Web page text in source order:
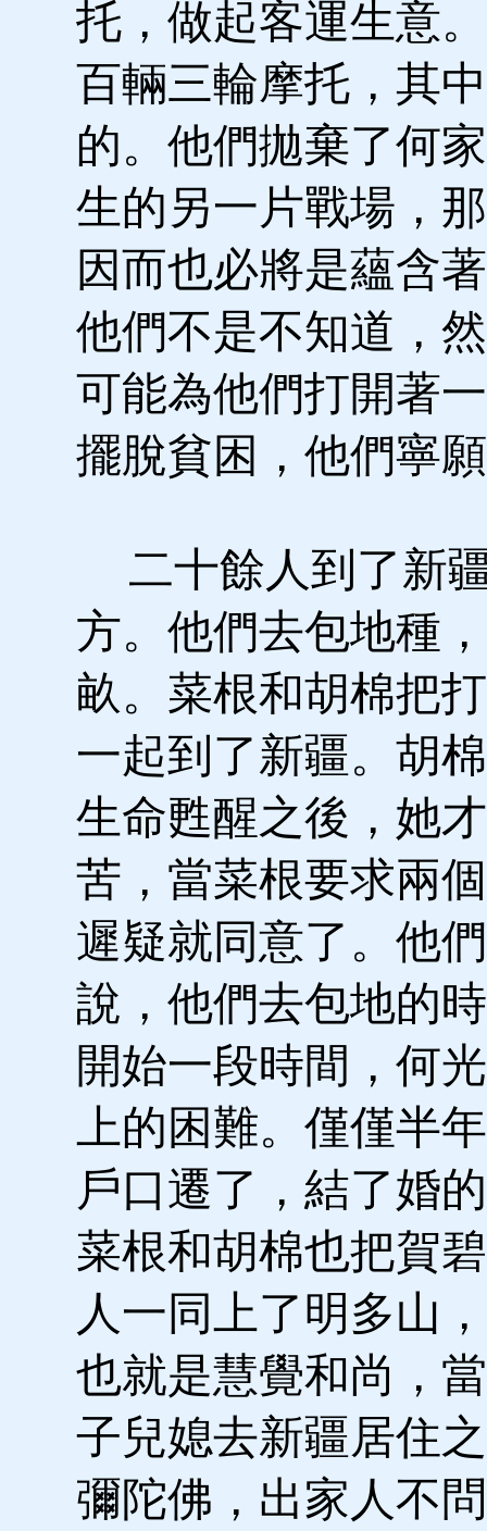
托，做起客運生意
百輛三輪摩托，其
的。他們拋棄了何
生的另一片戰場，
因而也必將是蘊含
他們不是不知道，
可能為他們打開著
擺脫貧困，他們寧
二十餘人到了新
方。他們去包地種
畝。菜根和胡棉把
一起到了新疆。胡
生命甦醒之後，她
苦，當菜根要求兩
遲疑就同意了。他
說，他們去包地的
開始一段時間，何
上的困難。僅僅半
戶口遷了，結了婚
菜根和胡棉也把賀
人一同上了明多山
也就是慧覺和尚，
子兒媳去新疆居住
彌陀佛，出家人不